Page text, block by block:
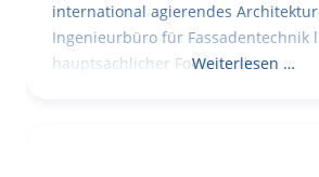
international agierendes
Ingenieurbüro für Fassadentechnik
hauptsächlicher Fokus in der
Weiterlesen …